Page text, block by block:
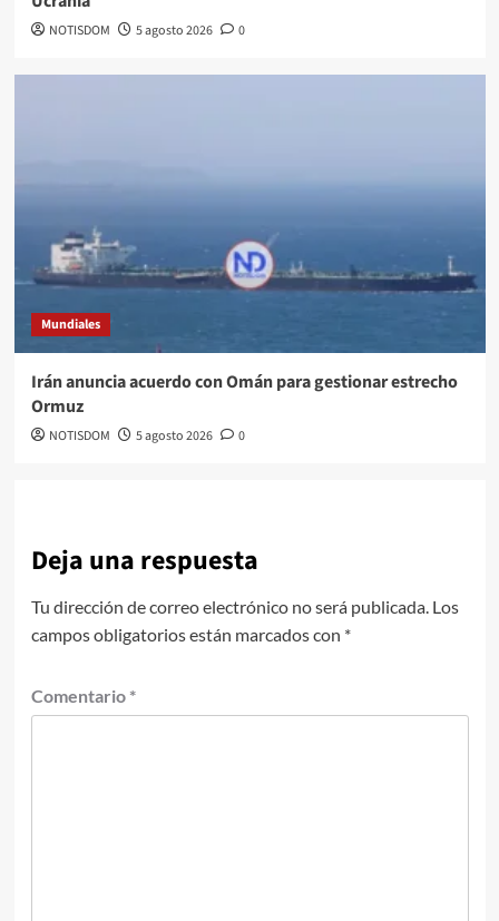
NOTISDOM 5 agosto 2026 0
Mundiales
Irán anuncia acuerdo con Omán para gestionar estrecho
Ormuz
NOTISDOM 5 agosto 2026 0
Deja una respuesta
Tu dirección de correo electrónico no será publicada. Los
campos obligatorios están marcados con *
Comentario *